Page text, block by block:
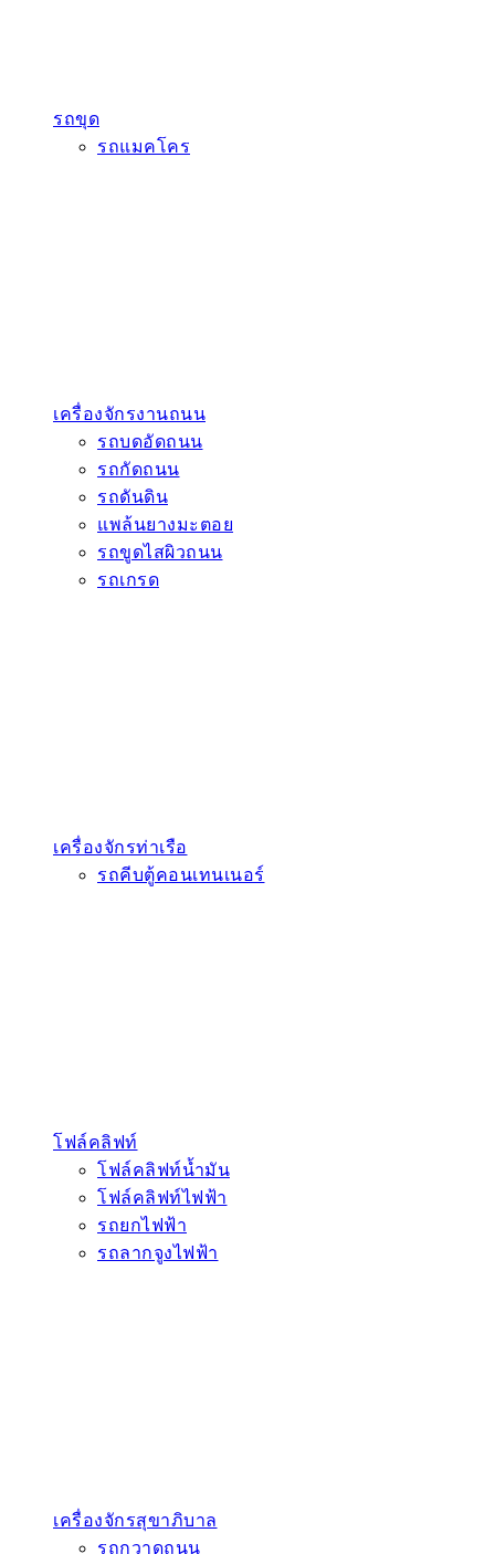
รถขุด
รถแมคโคร
เครื่องจักรงานถนน
รถบดอัดถนน
รถกัดถนน
รถดันดิน
แพล้นยางมะตอย
รถขูดไสผิวถนน
รถเกรด
เครื่องจักรท่าเรือ
รถคีบตู้คอนเทนเนอร์
โฟล์คลิฟท์
โฟล์คลิฟท์น้ำมัน
โฟล์คลิฟท์ไฟฟ้า
รถยกไฟฟ้า
รถลากจูงไฟฟ้า
เครื่องจักรสุขาภิบาล
รถกวาดถนน